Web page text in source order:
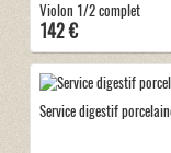
Violon 1/2 complet
142 €
Service digestif